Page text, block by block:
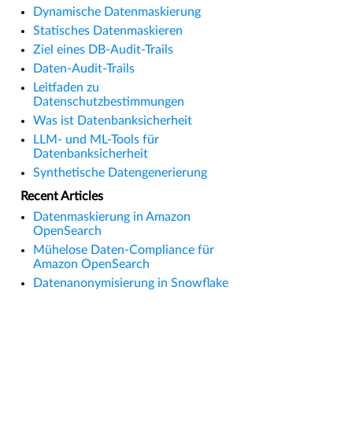
Dynamische Datenmaskierung
Statisches Datenmaskieren
Ziel eines DB-Audit-Trails
Daten-Audit-Trails
Leitfaden zu
Datenschutzbestimmungen
Was ist Datenbanksicherheit
LLM- und ML-Tools für
Datenbanksicherheit
Synthetische Datengenerierung
Recent Articles
Datenmaskierung in Amazon
OpenSearch
Mühelose Daten-Compliance für
Amazon OpenSearch
Datenanonymisierung in Snowflake